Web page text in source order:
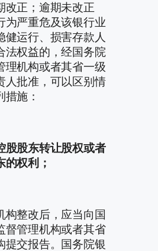
改正；逾期未改正
为严重危及该银行业
健运行、损害存款人
法权益的，经国务院
理机构或者其省一级
人批准，可以区别情
措施：
股股东转让股权或者
的权利；
构整改后，应当向国
督管理机构或者其省
提交报告。国务院银